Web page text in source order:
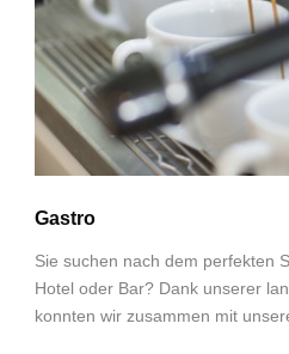
Gastro
Sie suchen nach dem perfekten
Hotel oder Bar? Dank unserer
konnten wir zusammen mit